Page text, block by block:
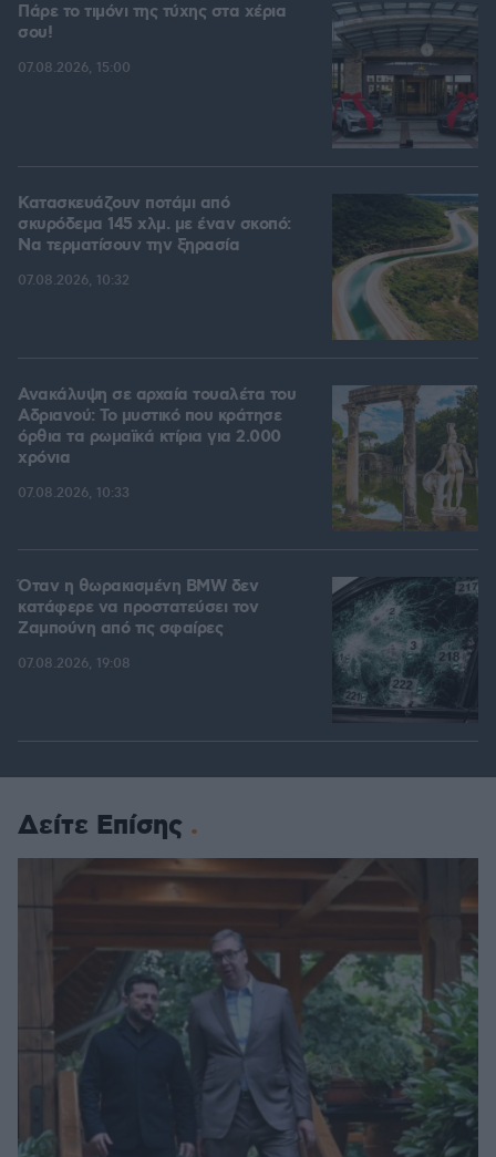
Πάρε το τιμόνι της τύχης στα χέρια
σου!
07.08.2026, 15:00
Κατασκευάζουν ποτάμι από
σκυρόδεμα 145 χλμ. με έναν σκοπό:
Να τερματίσουν την ξηρασία
07.08.2026, 10:32
Ανακάλυψη σε αρχαία τουαλέτα του
Αδριανού: Το μυστικό που κράτησε
όρθια τα ρωμαϊκά κτίρια για 2.000
χρόνια
07.08.2026, 10:33
Όταν η θωρακισμένη BMW δεν
κατάφερε να προστατεύσει τον
Ζαμπούνη από τις σφαίρες
07.08.2026, 19:08
Δείτε Επίσης